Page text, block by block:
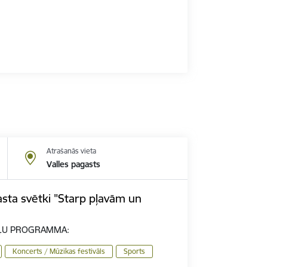
Atrašanās vieta
Valles pagasts
svētki "Starp pļavām un
PROGRAMMA:
Koncerts / Mūzikas festivāls Sports